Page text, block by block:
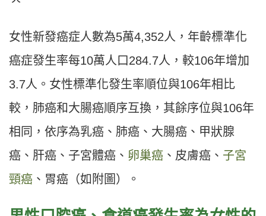
女性新發癌症人數為5萬4,352人，年齡標準化
癌症發生率每10萬人口284.7人，較106年增加
3.7人。女性標準化發生率順位與106年相比
較，肺癌和大腸癌順序互換，其餘序位與106年
相同，依序為乳癌、肺癌、大腸癌、甲狀腺
癌、肝癌、子宮體癌、 卵巢癌 、皮膚癌、 子宮
頸癌 、胃癌（如附圖）。